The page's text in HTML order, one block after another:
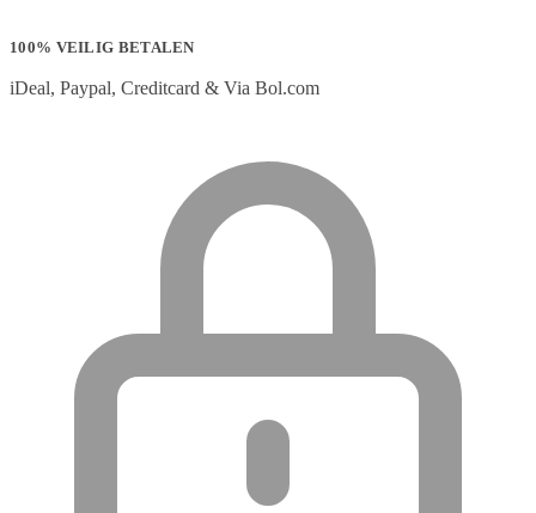
100% VEILIG BETALEN
iDeal, Paypal, Creditcard & Via Bol.com